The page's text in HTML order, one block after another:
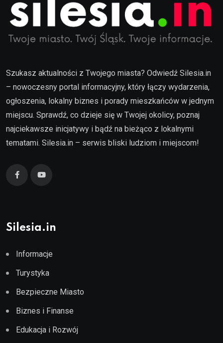
Szukasz aktualności z Twojego miasta? Odwiedź Silesia.in
– nowoczesny portal informacyjny, który łączy wydarzenia,
ogłoszenia, lokalny biznes i porady mieszkańców w jednym
miejscu. Sprawdź, co dzieje się w Twojej okolicy, poznaj
najciekawsze inicjatywy i bądź na bieżąco z lokalnymi
tematami. Silesia.in – serwis bliski ludziom i miejscom!
Silesia.in
Informacje
Turystyka
Bezpieczne Miasto
Biznes i Finanse
Edukacja i Rozwój